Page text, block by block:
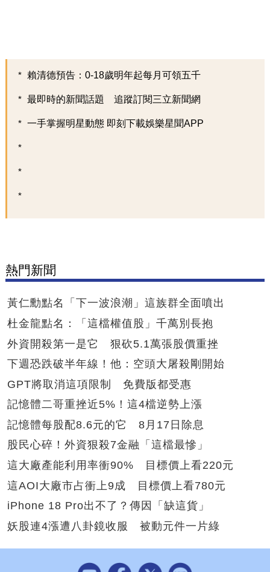
賴清德預告：0-18歲明年起每月可領五千
最即時的新聞話題 追蹤訂閱三立新聞網
一手掌握明星動態 即刻下載娛樂星聞APP
熱門新聞
黃仁勳點名「下一波浪潮」這族群全面噴出
杜金龍點名：「這檔權值股」千萬別長抱
外資開殺第一是它 狠砍5.1萬張股價重挫
下週恐跌破半年線！他：空頭大屠殺剛開始
GPT將取消這項限制 免費版都受惠
記憶體二哥重挫近5%！這4檔逆勢上漲
記憶體每股配8.6元的它 8月17日除息
股民心碎！外資狠殺7金融「這檔最慘」
這大廠產能利用率衝90% 目標價上看220元
這AOI大廠市占衝上9成 目標價上看780元
iPhone 18 Pro出不了？傳因「缺這貨」
妖股連4漲遭八卦鏡收服 被動元件一片綠